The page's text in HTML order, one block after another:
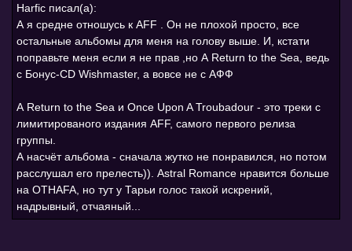
Harfic писал(а):
А я средне отношусь к AFF . Он не плохой просто, все
остальные альбомы для меня на голову выше. И, кстати
поправьте меня если я не прав ,но А Return to the Sea, ведь
с Бонус-CD Wishmaster, а вовсе не с АФФ
А Return to the Sea и Once Upon A Troubadour - это треки с
лимитированого издания AFF, самого первого релиза
группы.
А насчёт альбома - сначала жутко не понравился, но потом
расслушал его прелесть)). Astral Romance нравится больше
на OTHAFA, но тут у Тарьи голос такой искрений,
надрывный, отчаяный...